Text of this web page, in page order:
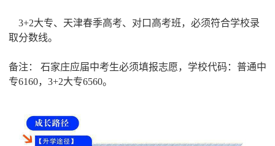
3+2大专、天津春季高考、对口高考班，必须符合学校录
取分数线。
备注： 石家庄应届中考生必须填报志愿，学校代码：普通中
专6160，3+2大专6560。